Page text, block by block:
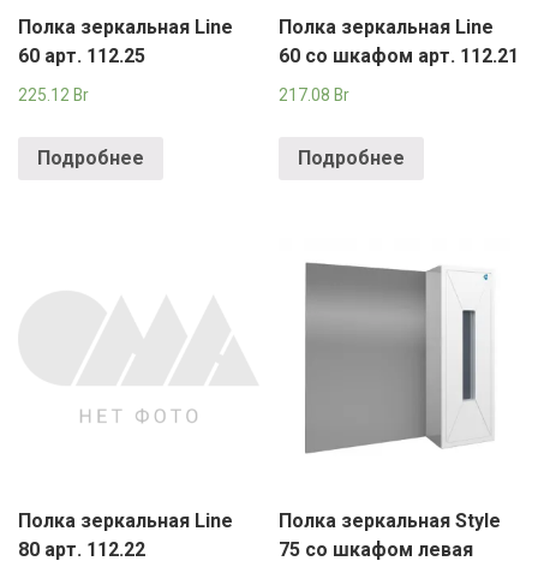
Полка зеркальная Line
60 арт. 112.25
225.12 Br
Подробнее
Полка зеркальная Line
60 со шкафом арт. 112.21
217.08 Br
Подробнее
Полка зеркальная Line
80 арт. 112.22
Полка зеркальная Style
75 со шкафом левая